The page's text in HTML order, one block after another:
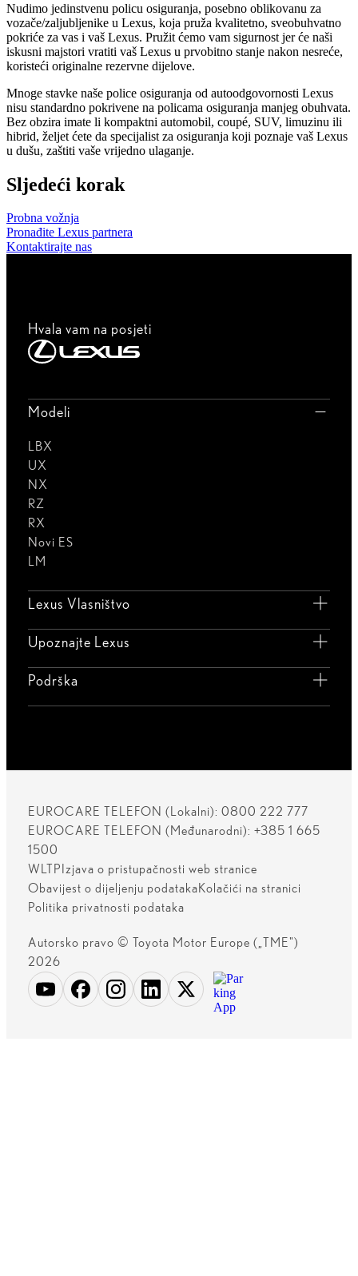
Nudimo jedinstvenu policu osiguranja, posebno oblikovanu za
vozače/zaljubljenike u Lexus, koja pruža kvalitetno, sveobuhvatno
pokriće za vas i vaš Lexus. Pružit ćemo vam sigurnost jer će naši
iskusni majstori vratiti vaš Lexus u prvobitno stanje nakon nesreće,
koristeći originalne rezervne dijelove.
Mnoge stavke naše police osiguranja od autoodgovornosti Lexus
nisu standardno pokrivene na policama osiguranja manjeg obuhvata.
Bez obzira imate li kompaktni automobil, coupé, SUV, limuzinu ili
hibrid, željet ćete da specijalist za osiguranja koji poznaje vaš Lexus
u dušu, zaštiti vaše vrijedno ulaganje.
Sljedeći korak
Probna vožnja
Pronađite Lexus partnera
Kontaktirajte nas
Hvala vam na posjeti
Modeli
LBX
UX
NX
RZ
RX
Novi ES
LM
Lexus Vlasništvo
Upoznajte Lexus
Podrška
EUROCARE TELEFON (Lokalni): 0800 222 777
EUROCARE TELEFON (Međunarodni): +385 1 665
1500
WLTPIzjava o pristupačnosti web stranice
Obavijest o dijeljenju podatakaKolačići na stranici
Politika privatnosti podataka
Autorsko pravo © Toyota Motor Europe („TME")
2026